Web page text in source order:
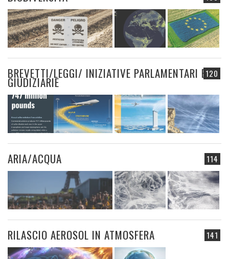
120
BREVETTI/LEGGI/ INIZIATIVE PARLAMENTARI E
GIUDIZIARIE
114
ARIA/ACQUA
141
RILASCIO AEROSOL IN ATMOSFERA